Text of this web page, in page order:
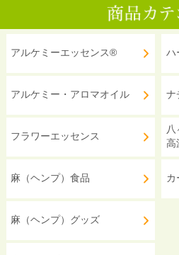
アルケミーエッセンス®
アルケミー・アロマオイル
フラワーエッセンス
麻（ヘンプ）食品
麻（ヘンプ）グッズ
ハ
ナ
高
カ